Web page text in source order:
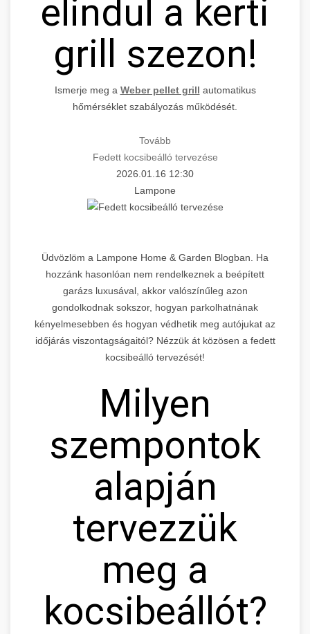
elindul a kerti
grill szezon!
Ismerje meg a Weber pellet grill automatikus
hőmérséklet szabályozás működését.
Tovább
Fedett kocsibeálló tervezése
2026.01.16 12:30
Lampone
Üdvözlöm a Lampone Home & Garden Blogban. Ha
hozzánk hasonlóan nem rendelkeznek a beépített
garázs luxusával, akkor valószínűleg azon
gondolkodnak sokszor, hogyan parkolhatnának
kényelmesebben és hogyan védhetik meg autójukat az
időjárás viszontagságaitól? Nézzük át közösen a fedett
kocsibeálló tervezését!
Milyen
szempontok
alapján
tervezzük
meg a
kocsibeállót?